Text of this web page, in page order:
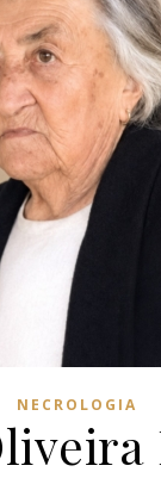
NECROLOGIA